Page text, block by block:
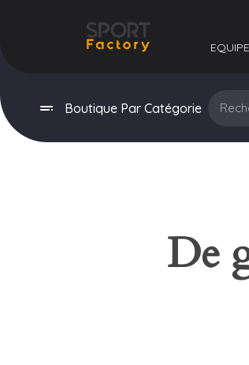
Boutique Par Catégorie
De